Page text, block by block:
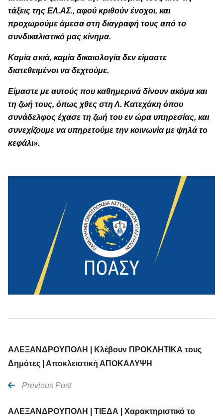
τάξεις της ΕΛ.ΑΣ., αφού κριθούν ένοχοι, και
προχωρούμε άμεσα στη διαγραφή τους από το
συνδικαλιστικό μας κίνημα.
Καμία σκιά, καμία δικαιολογία δεν είμαστε
διατεθειμένοι να δεχτούμε.
Είμαστε με αυτούς που καθημερινά δίνουν ακόμα και
τη ζωή τους, όπως χθες στη Λ. Κατεχάκη όπου
συνάδελφος έχασε τη ζωή του εν ώρα υπηρεσίας, και
συνεχίζουμε να υπηρετούμε την κοινωνία με ψηλά το
κεφάλι».
ΑΛΕΞΑΝΔΡΟΥΠΟΛΗ | Κλέβουν ΠΡΟΚΛΗΤΙΚΑ τους
Δημότες | Αποκλειστική ΑΠΟΚΑΛΥΨΗ
Previous Post
ΑΛΕΞΑΝΔΡΟΥΠΟΛΗ | ΤΙΕΔΑ | Χαρακτηριστικό το